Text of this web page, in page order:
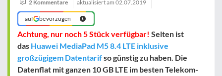
2 Kommentare aktualisiert am 02.07.2019
auf bevorzugen
Achtung, nur noch 5 Stück verfügbar! Selten ist
das Huawei MediaPad M5 8.4 LTE inklusive
großzügigem Datentarifso günstig zu haben. Die
Datenflat mit ganzen 10 GB LTE im besten Telekom-